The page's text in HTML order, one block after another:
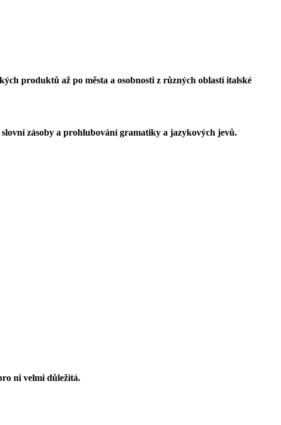
produktů až po města a osobnosti z různých oblastí italské
zásoby a prohlubování gramatiky a jazykových jevů.
ni velmi důležitá.